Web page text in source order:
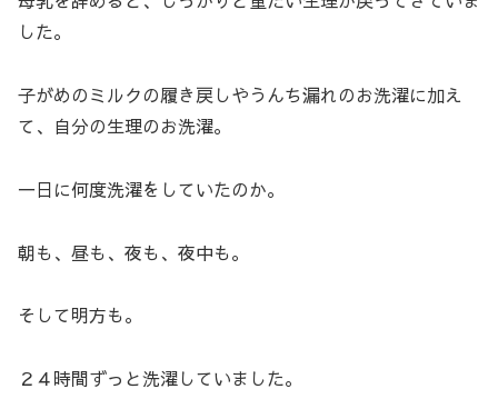
した。
子がめのミルクの履き戻しやうんち漏れのお洗濯に加え
て、自分の生理のお洗濯。
一日に何度洗濯をしていたのか。
朝も、昼も、夜も、夜中も。
そして明方も。
２４時間ずっと洗濯していました。